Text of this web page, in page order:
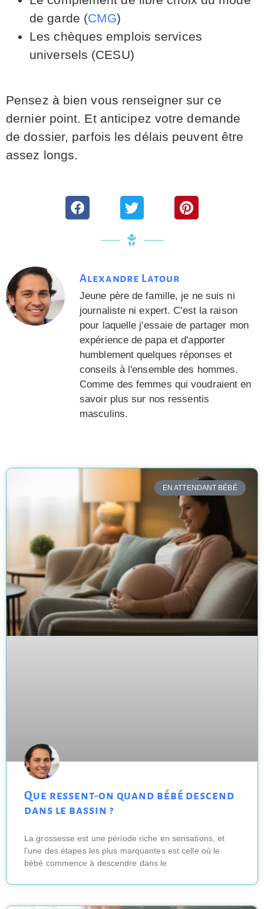
de garde (CMG)
Les chèques emplois services
universels (CESU)
Pensez à bien vous renseigner sur ce
dernier point. Et anticipez votre demande
de dossier, parfois les délais peuvent être
assez longs.
Alexandre Latour
Jeune père de famille, je ne suis ni
journaliste ni expert. C'est la raison
pour laquelle j'essaie de partager mon
expérience de papa et d'apporter
humblement quelques réponses et
conseils à l'ensemble des hommes.
Comme des femmes qui voudraient en
savoir plus sur nos ressentis
masculins.
EN ATTENDANT BÉBÉ
Que ressent-on quand bébé descend
dans le bassin ?
La grossesse est une période riche en sensations, et
l’une des étapes les plus marquantes est celle où le
bébé commence à descendre dans le